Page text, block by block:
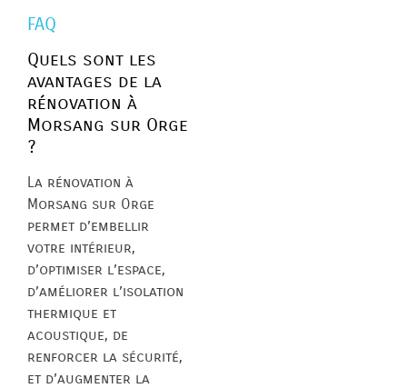
FAQ
Quels sont les
avantages de la
rénovation à
Morsang sur Orge
?
La rénovation à
Morsang sur Orge
permet d’embellir
votre intérieur,
d’optimiser l’espace,
d’améliorer l’isolation
thermique et
acoustique, de
renforcer la sécurité,
et d’augmenter la